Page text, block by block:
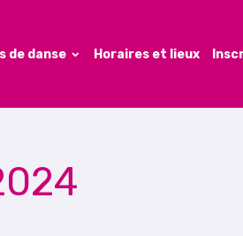
de danse Horaires et lieux